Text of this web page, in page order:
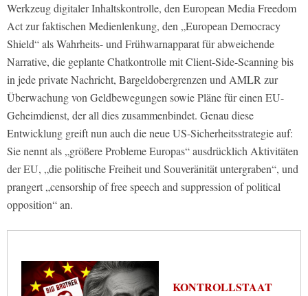
Werkzeug digitaler Inhaltskontrolle, den European Media Freedom
Act zur faktischen Medienlenkung, den „European Democracy
Shield“ als Wahrheits- und Frühwarnapparat für abweichende
Narrative, die geplante Chatkontrolle mit Client-Side-Scanning bis
in jede private Nachricht, Bargeldobergrenzen und AMLR zur
Überwachung von Geldbewegungen sowie Pläne für einen EU-
Geheimdienst, der all dies zusammenbindet. Genau diese
Entwicklung greift nun auch die neue US-Sicherheitsstrategie auf:
Sie nennt als „größere Probleme Europas“ ausdrücklich Aktivitäten
der EU, „die politische Freiheit und Souveränität untergraben“, und
prangert „censorship of free speech and suppression of political
opposition“ an.
KONTROLLSTAAT